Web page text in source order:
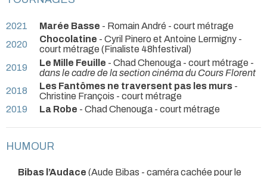
2021 Marée Basse - Romain André - court métrage
2020
Chocolatine - Cyril Pinero et Antoine Lermigny -
court métrage (Finaliste 48hfestival)
2019
Le Mille Feuille - Chad Chenouga - court métrage -
dans le cadre de la section cinéma du Cours Florent
2018
Les Fantômes ne traversent pas les murs -
Christine François - court métrage
2019
La Robe - Chad Chenouga - court métrage
HUMOUR
Bibas l’Audace (Aude Bibas - caméra cachée pour le